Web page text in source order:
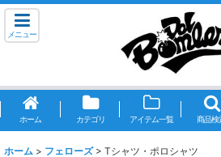
メニュー
ホーム カテゴリ アイテム一覧 商品検
ホーム > フェローズ > Tシャツ・ポロシャツ